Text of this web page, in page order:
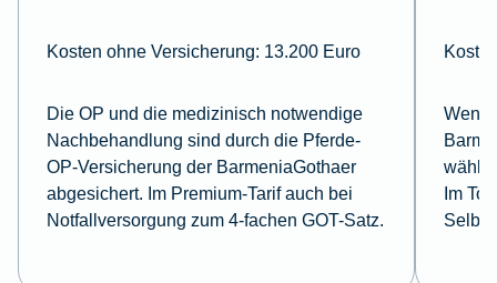
Kosten ohne Versicherung: 13.200 Euro
Die OP und die medizinisch notwendige
Nachbehandlung sind durch die Pferde-
OP-Versicherung der BarmeniaGothaer
abgesichert. Im Premium-Tarif auch bei
Notfallversorgung zum 4-fachen GOT-Satz.
Wenn
Im